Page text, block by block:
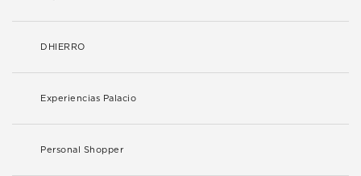
DHIERRO
Experiencias Palacio
Personal Shopper